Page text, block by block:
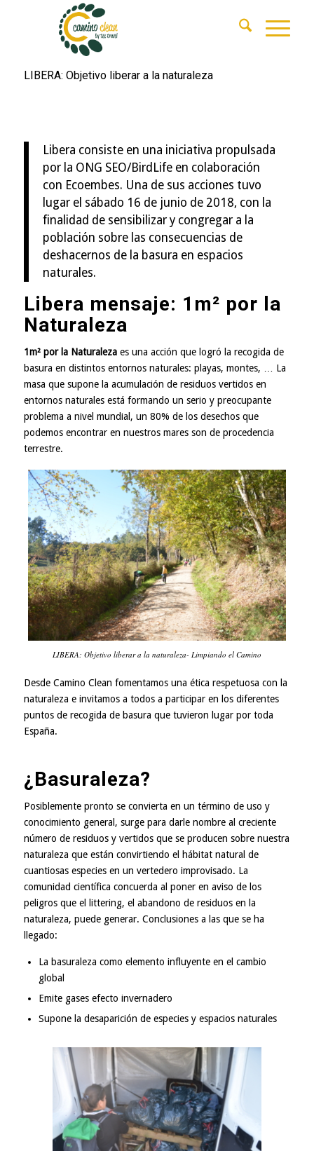
LIBERA: Objetivo liberar a la naturaleza
Libera consiste en una iniciativa propulsada
por la ONG SEO/BirdLife en colaboración
con Ecoembes. Una de sus acciones tuvo
lugar el sábado 16 de junio de 2018, con la
finalidad de sensibilizar y congregar a la
población sobre las consecuencias de
deshacernos de la basura en espacios
naturales.
Libera mensaje: 1m² por la
Naturaleza
1m² por la Naturalezaes una acción que logró la recogida de
basura en distintos entornos naturales: playas, montes, … La
masa que supone la acumulación de residuos vertidos en
entornos naturales está formando un serio y preocupante
problema a nivel mundial, un 80% de los desechos que
podemos encontrar en nuestros mares son de procedencia
terrestre.
LIBERA: Objetivo liberar a la naturaleza- Limpiando el Camino
Desde Camino Clean fomentamos una ética respetuosa con la
naturaleza e invitamos a todos a participar en los diferentes
puntos de recogida de basura que tuvieron lugar por toda
España.
¿Basuraleza?
Posiblemente pronto se convierta en un término de uso y
conocimiento general, surge para darle nombre al creciente
número de residuos y vertidos que se producen sobre nuestra
naturaleza que están convirtiendo el hábitat natural de
cuantiosas especies en un vertedero improvisado. La
comunidad científica concuerda al poner en aviso de los
peligros que el littering, el abandono de residuos en la
naturaleza, puede generar. Conclusiones a las que se ha
llegado:
La basuraleza como elemento influyente en el cambio
global
Emite gases efecto invernadero
Supone la desaparición de especies y espacios naturales